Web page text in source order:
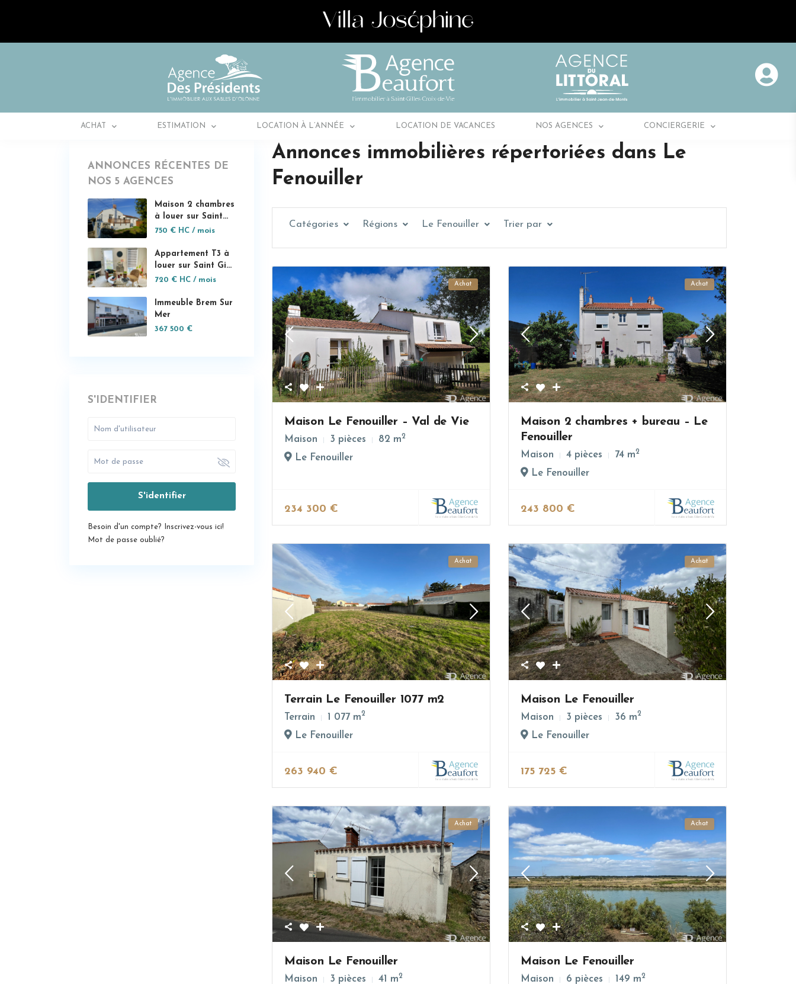
ACHAT ESTIMATION LOCATION À L’ANNÉE LOCATION DE VACANCES NOS AGENCES CONCIERGERIE
Annonces immobilières répertoriées dans Le
Fenouiller
Catégories Régions Le Fenouiller Trier par
Achat
Maison Le Fenouiller – Val de Vie
Maison 3 pièces 82 m2
Le Fenouiller
234 300 €
Achat
Maison 2 chambres + bureau – Le
Fenouiller
Maison 4 pièces 74 m2
Le Fenouiller
243 800 €
Achat
Terrain Le Fenouiller 1077 m2
Terrain 1 077 m2
Le Fenouiller
263 940 €
Achat
Maison Le Fenouiller
Maison 3 pièces 36 m2
Le Fenouiller
175 725 €
Achat
Maison Le Fenouiller
Maison 3 pièces 41 m2
Achat
Maison Le Fenouiller
Maison 6 pièces 149 m2
ANNONCES RÉCENTES DE
NOS 5 AGENCES
Maison 2 chambres
à louer sur Saint...
750 € HC / mois
Appartement T3 à
louer sur Saint Gi...
720 € HC / mois
Immeuble Brem Sur
Mer
367 500 €
S'IDENTIFIER
S'identifier
Besoin d'un compte? Inscrivez-vous ici!
Mot de passe oublié?